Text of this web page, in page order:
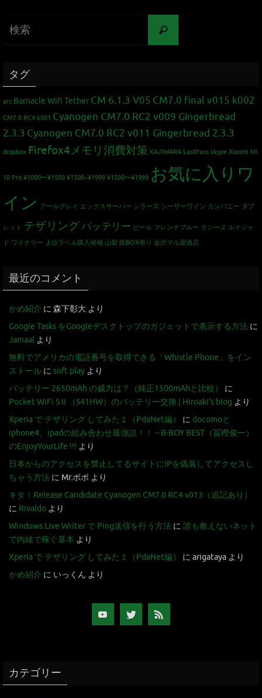
タグ
arc Barnacle Wifi Tether CM 6.1.3 V05 CM7.0 final v015 k002
CM7.0 RC4 k001 Cyanogen CM7.0 RC2 v009 Gingerbread
2.3.3 Cyanogen CM7.0 RC2 v011 Gingerbread 2.3.3
dropbox Firefox4メモリ消費対策 KAJIWARA LastPass skype Xiaomi Mi
10 Pro ¥1000〜¥1500 ¥1500~¥1999 ¥1500〜¥1999 お気に入りワ
イン アールグレイ エックスサーバー シラーズ シーザーワイン カンパニー タブ
レット テザリングバッテリー ビール フレンチブルー ラシーヌ ルイジャ
ド ワイナリー 上位ラベル購入候補 山梨 紙BOX有り 金沢マル源酒店
最近のコメント
かめ紹介 に 森下彰大 より
Google Tasks をGoogleデスクトップのガジェットで表示する方法 に
Jamaal より
無料でアメリカの電話番号を取得できる「Whistle Phone」をイン
ストール に soft play より
バッテリー 2650mAh の威力は？（純正1500mAhと比較）
に
Pocket WiFi S II （S41HW）のバッテリー交換 | Hiroaki's blog より
Xperia で テザリング してみた１（PdaNet編）
に docomoと
iphone4、ipadの組み合わせ最強説！！ – B-BOY BEST（冨樫俊一）
のEnjoyYourLife !!! より
日本からのアクセスを禁止してるサイトにIPを偽装してアクセスし
ちゃう方法 に Mr.ポポ より
キタ！Release Candidate Cyanogen CM7.0 RC4 v013（追記あり）
に Rivaldo より
Windows Live Writer で Ping送信を行う方法 に 誰も教えないネット
で内緒で稼ぐ基本 より
Xperia で テザリング してみた１（PdaNet編）
に arigataya より
かめ紹介 に いっくん より
カテゴリー